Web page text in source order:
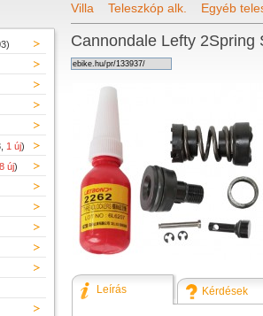
1 új)
8 új)
Villa Teleszkóp alk. Egyéb
Cannondale Lefty 2Spring
Leírás Kérdések